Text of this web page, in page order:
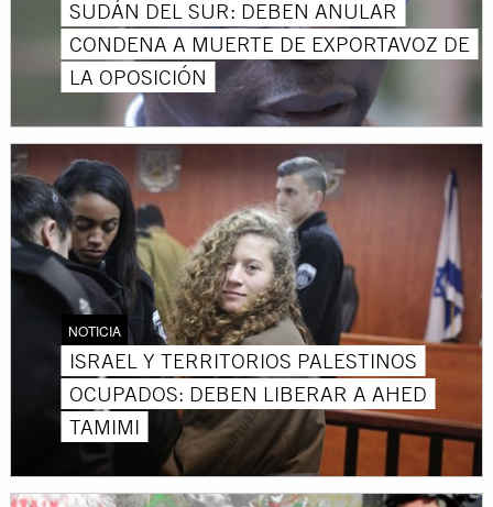
SUDÁN DEL SUR: DEBEN ANULAR
CONDENA A MUERTE DE EXPORTAVOZ DE
LA OPOSICIÓN
NOTICIA
ISRAEL Y TERRITORIOS PALESTINOS
OCUPADOS: DEBEN LIBERAR A AHED
TAMIMI